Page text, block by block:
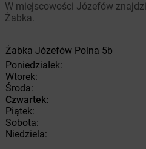
W miejscowości Józefów
Żabka.
Żabka Józefów Polna 5b
Poniedziałek:
Wtorek:
Środa:
Czwartek:
Piątek:
Sobota:
Niedziela: